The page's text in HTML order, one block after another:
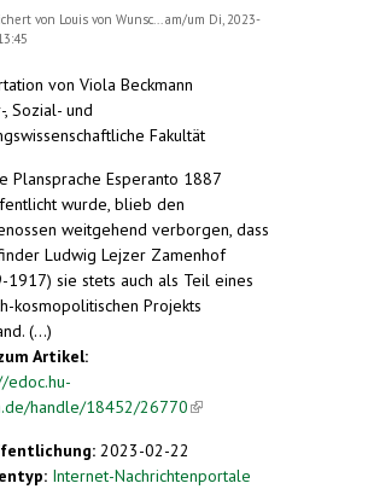
von Louis von Wunsc...am/um Di, 2023-
von Viola Beckmann
, Sozial- und
Fakultät
Plansprache Esperanto 1887
wurde, blieb den
weitgehend verborgen, dass
Ludwig Lejzer Zamenhof
1917) sie stets auch als Teil eines
kosmopolitischen Projekts
(...)
Artikel:
edoc.hu-
handle/18452/26770(link is
2023-02-22
Internet-Nachrichtenportale